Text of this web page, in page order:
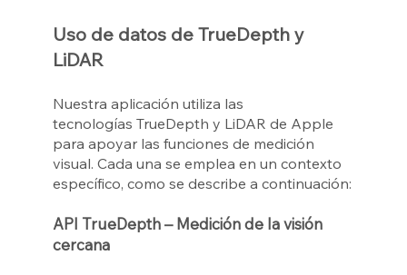
Uso de datos de TrueDepth y
LiDAR
Nuestra aplicación utiliza las
tecnologías TrueDepth y LiDAR de Apple
para apoyar las funciones de medición
visual. Cada una se emplea en un contexto
específico, como se describe a continuación:
API TrueDepth – Medición de la visión
cercana